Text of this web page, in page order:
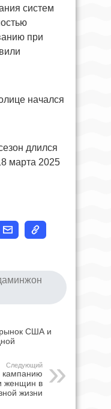
систем
при
начался
длился
марта 2025
США и
Следующий
кампанию
женщин в
жизни